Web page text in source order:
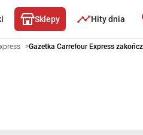
Sklepy Hity dnia
Carrefour
>Gazetka Carrefour Express